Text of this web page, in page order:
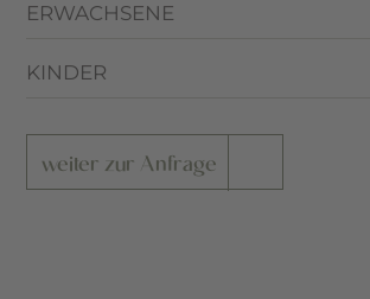
ERWACHSENE
KINDER
weiter zur Anfrage